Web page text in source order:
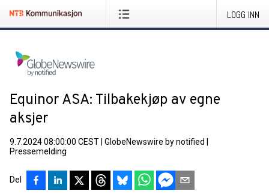
LOGG INN
Equinor ASA: Tilbakekjøp av egne
aksjer
9.7.2024 08:00:00 CEST GlobeNewswire by notified
Pressemelding
Del